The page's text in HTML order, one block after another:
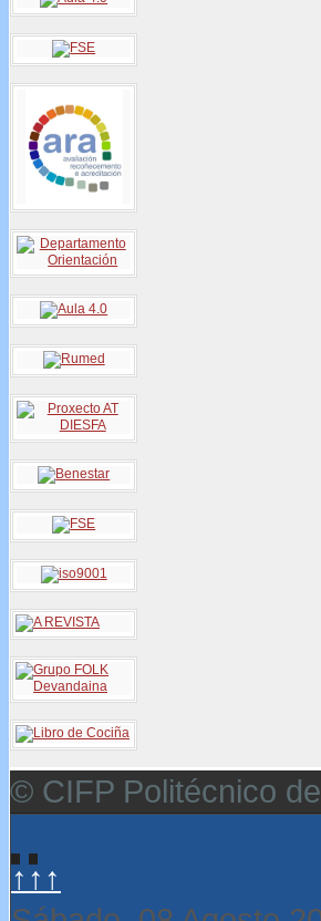
© CIFP Politécnico
↑↑↑